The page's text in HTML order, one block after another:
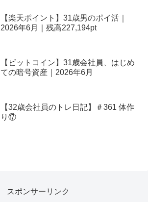
【楽天ポイント】31歳男のポイ活｜
2026年6月｜残高227,194pt
【ビットコイン】31歳会社員、はじめ
ての暗号資産｜2026年6月
【32歳会社員のトレ日記】＃361 体作
り⑰
スポンサーリンク